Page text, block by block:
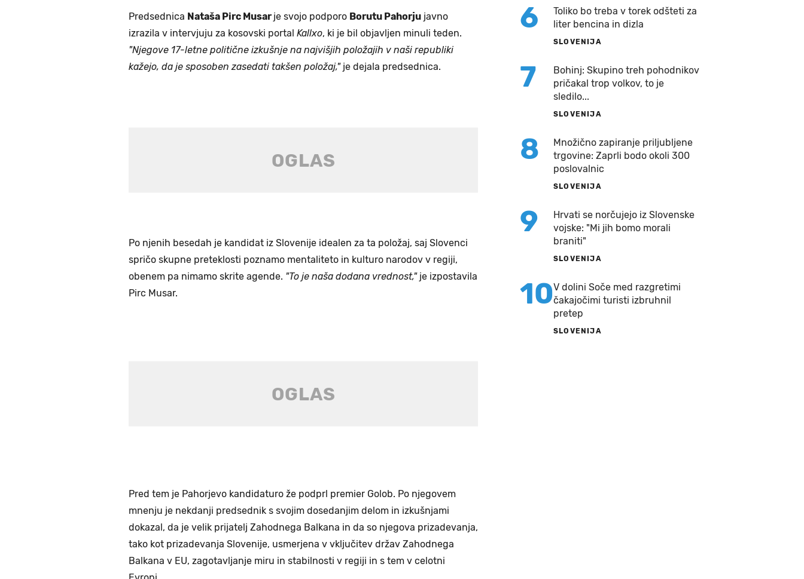
Predsednica Nataša Pirc Musar je svojo podporo Borutu Pahorju javno
izrazila v intervjuju za kosovski portal Kallxo, ki je bil objavljen minuli teden.
"Njegove 17-letne politične izkušnje na najvišjih položajih v naši republiki
kažejo, da je sposoben zasedati takšen položaj,"je dejala predsednica.
Po njenih besedah je kandidat iz Slovenije idealen za ta položaj, saj Slovenci
spričo skupne preteklosti poznamo mentaliteto in kulturo narodov v regiji,
obenem pa nimamo skrite agende. "To je naša dodana vrednost,"je izpostavila
Pirc Musar.
Pred tem je Pahorjevo kandidaturo že podprl premier Golob. Po njegovem
mnenju je nekdanji predsednik s svojim dosedanjim delom in izkušnjami
dokazal, da je velik prijatelj Zahodnega Balkana in da so njegova prizadevanja,
tako kot prizadevanja Slovenije, usmerjena v vključitev držav Zahodnega
Balkana v EU, zagotavljanje miru in stabilnosti v regiji in s tem v celotni
6
Toliko bo treba v torek odšteti za
liter bencina in dizla
SLOVENIJA
7
Bohinj: Skupino treh pohodnikov
pričakal trop volkov, to je
sledilo...
SLOVENIJA
8
Množično zapiranje priljubljene
trgovine: Zaprli bodo okoli 300
poslovalnic
SLOVENIJA
9
Hrvati se norčujejo iz Slovenske
vojske: "Mi jih bomo morali
braniti"
SLOVENIJA
10V dolini Soče med razgretimi
čakajočimi turisti izbruhnil
pretep
SLOVENIJA